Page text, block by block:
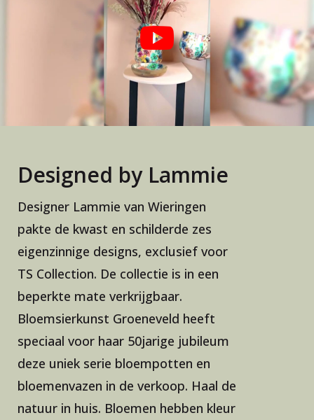
Designed by Lammie
Designer Lammie van Wieringen
pakte de kwast en schilderde zes
eigenzinnige designs, exclusief voor
TS Collection. De collectie is in een
beperkte mate verkrijgbaar.
Bloemsierkunst Groeneveld heeft
speciaal voor haar 50jarige jubileum
deze uniek serie bloempotten en
bloemenvazen in de verkoop. Haal de
natuur in huis. Bloemen hebben kleur